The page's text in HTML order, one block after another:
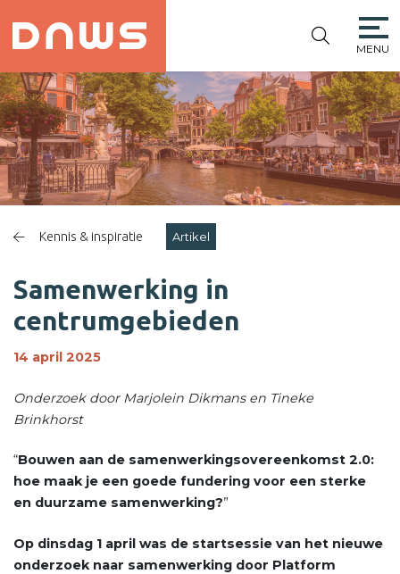
NIEUWE
WINKELSTRAAT
MENU
Kennis & inspiratie Artikel
Samenwerking in
centrumgebieden
14 april 2025
Onderzoek door Marjolein Dikmans en Tineke
Brinkhorst
“Bouwen aan de samenwerkingsovereenkomst 2.0:
hoe maak je een goede fundering voor een sterke
en duurzame samenwerking?”
Op dinsdag 1 april was de startsessie van het nieuwe
onderzoek naar samenwerking door Platform